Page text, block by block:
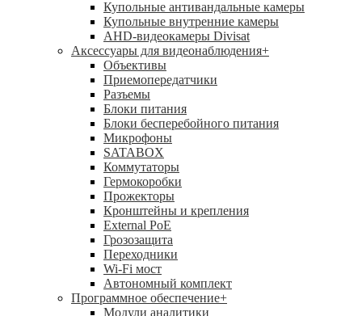
Купольные антивандальные камеры
Купольные внутренние камеры
AHD-видеокамеры Divisat
Аксессуары для видеонаблюдения+
Объективы
Приемопередатчики
Разъемы
Блоки питания
Блоки бесперебойного питания
Микрофоны
SATABOX
Коммутаторы
Гермокоробки
Прожекторы
Кронштейны и крепления
External PoE
Грозозащита
Переходники
Wi-Fi мост
Автономный комплект
Программное обеспечение+
Модули аналитики